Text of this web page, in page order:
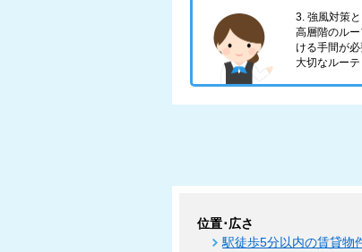
3. 強風対策
高層階のル
ける手間が
大切なルーテ
位置･広さ
駅徒歩5分以内の賃貸物